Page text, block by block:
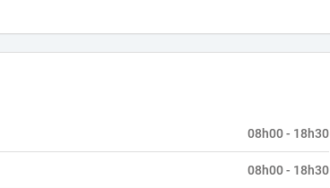
08h00 - 18h30
08h00 - 18h30